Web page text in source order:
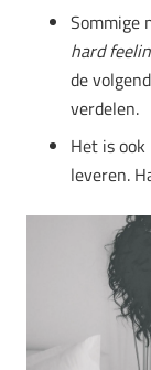
Sommige
hard
de
verdelen.
Het is
leveren.